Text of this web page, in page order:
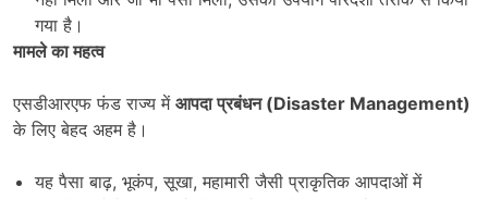
गया है।
मामले का महत्व
एसडीआरएफ फंड राज्य में आपदा प्रबंधन (Disaster Management)
के लिए बेहद अहम है।
यह पैसा बाढ़, भूकंप, सूखा, महामारी जैसी प्राकृतिक आपदाओं में